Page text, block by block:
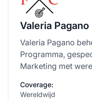
Valeria Pagano
Valeria Pagano
Programma,
Marketing met
Coverage:
Wereldwijd